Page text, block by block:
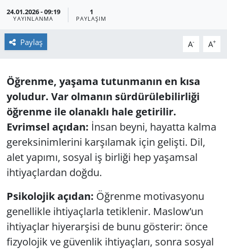
24.01.2026 - 09:19
YAYINLANMA
1
PAYLAŞIM
Paylaş A- A+
Öğrenme, yaşama tutunmanın en kısa
yoludur. Var olmanın sürdürülebilirliği
öğrenme ile olanaklı hale getirilir.
Evrimsel açıdan: İnsan beyni, hayatta kalma
gereksinimlerini karşılamak için gelişti. Dil,
alet yapımı, sosyal iş birliği hep yaşamsal
ihtiyaçlardan doğdu.
Psikolojik açıdan: Öğrenme motivasyonu
genellikle ihtiyaçlarla tetiklenir. Maslow’un
ihtiyaçlar hiyerarşisi de bunu gösterir: önce
fizyolojik ve güvenlik ihtiyaçları, sonra sosyal
EKONOMİ
GENEL
HABERDE İNSAN
KÜLTÜR SANAT
MAGAZİN
POLİTİKA
SAĞLIK
SİYASET
Son Dakika Haberleri
Haber Arşivi